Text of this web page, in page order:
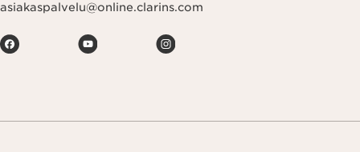
asiakaspalvelu@online.clarins.com